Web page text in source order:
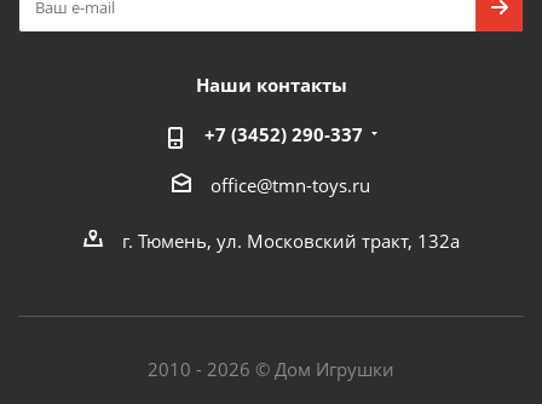
Наши контакты
+7 (3452) 290-337
office@tmn-toys.ru
г. Тюмень, ул. Московский тракт, 132а
2010 - 2026 © Дом Игрушки